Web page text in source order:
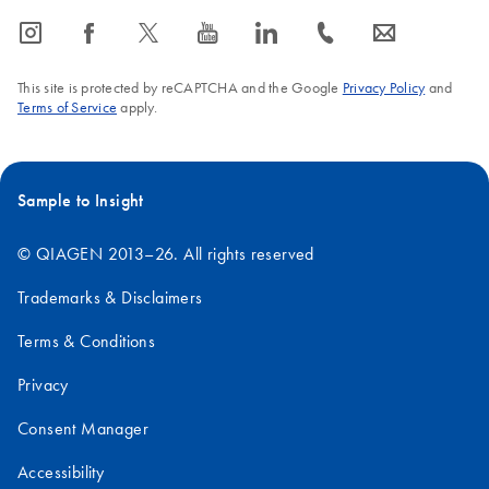
icon_0065_instagram-s icon_0064_facebook-s icon_0340_cc_gen_x-s icon_0077_youtube-s icon_0066_linkedin-s icon_0072_phone-s icon_0063_envelope-s
This site is protected by reCAPTCHA and the Google Privacy Policyand
Terms of Service apply.
Sample to Insight
© QIAGEN 2013–26. All rights reserved
Trademarks & Disclaimers
Terms & Conditions
Privacy
Consent Manager
Accessibility